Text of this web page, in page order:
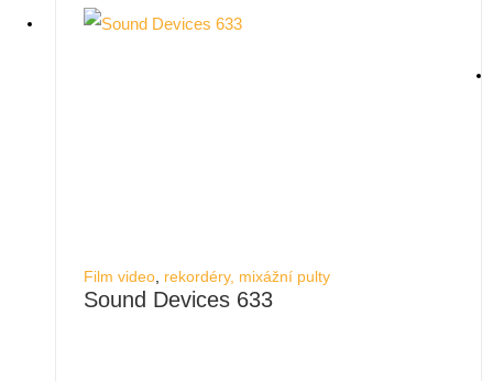
Film video, rekordéry, mixážní pulty
Sound Devices 633